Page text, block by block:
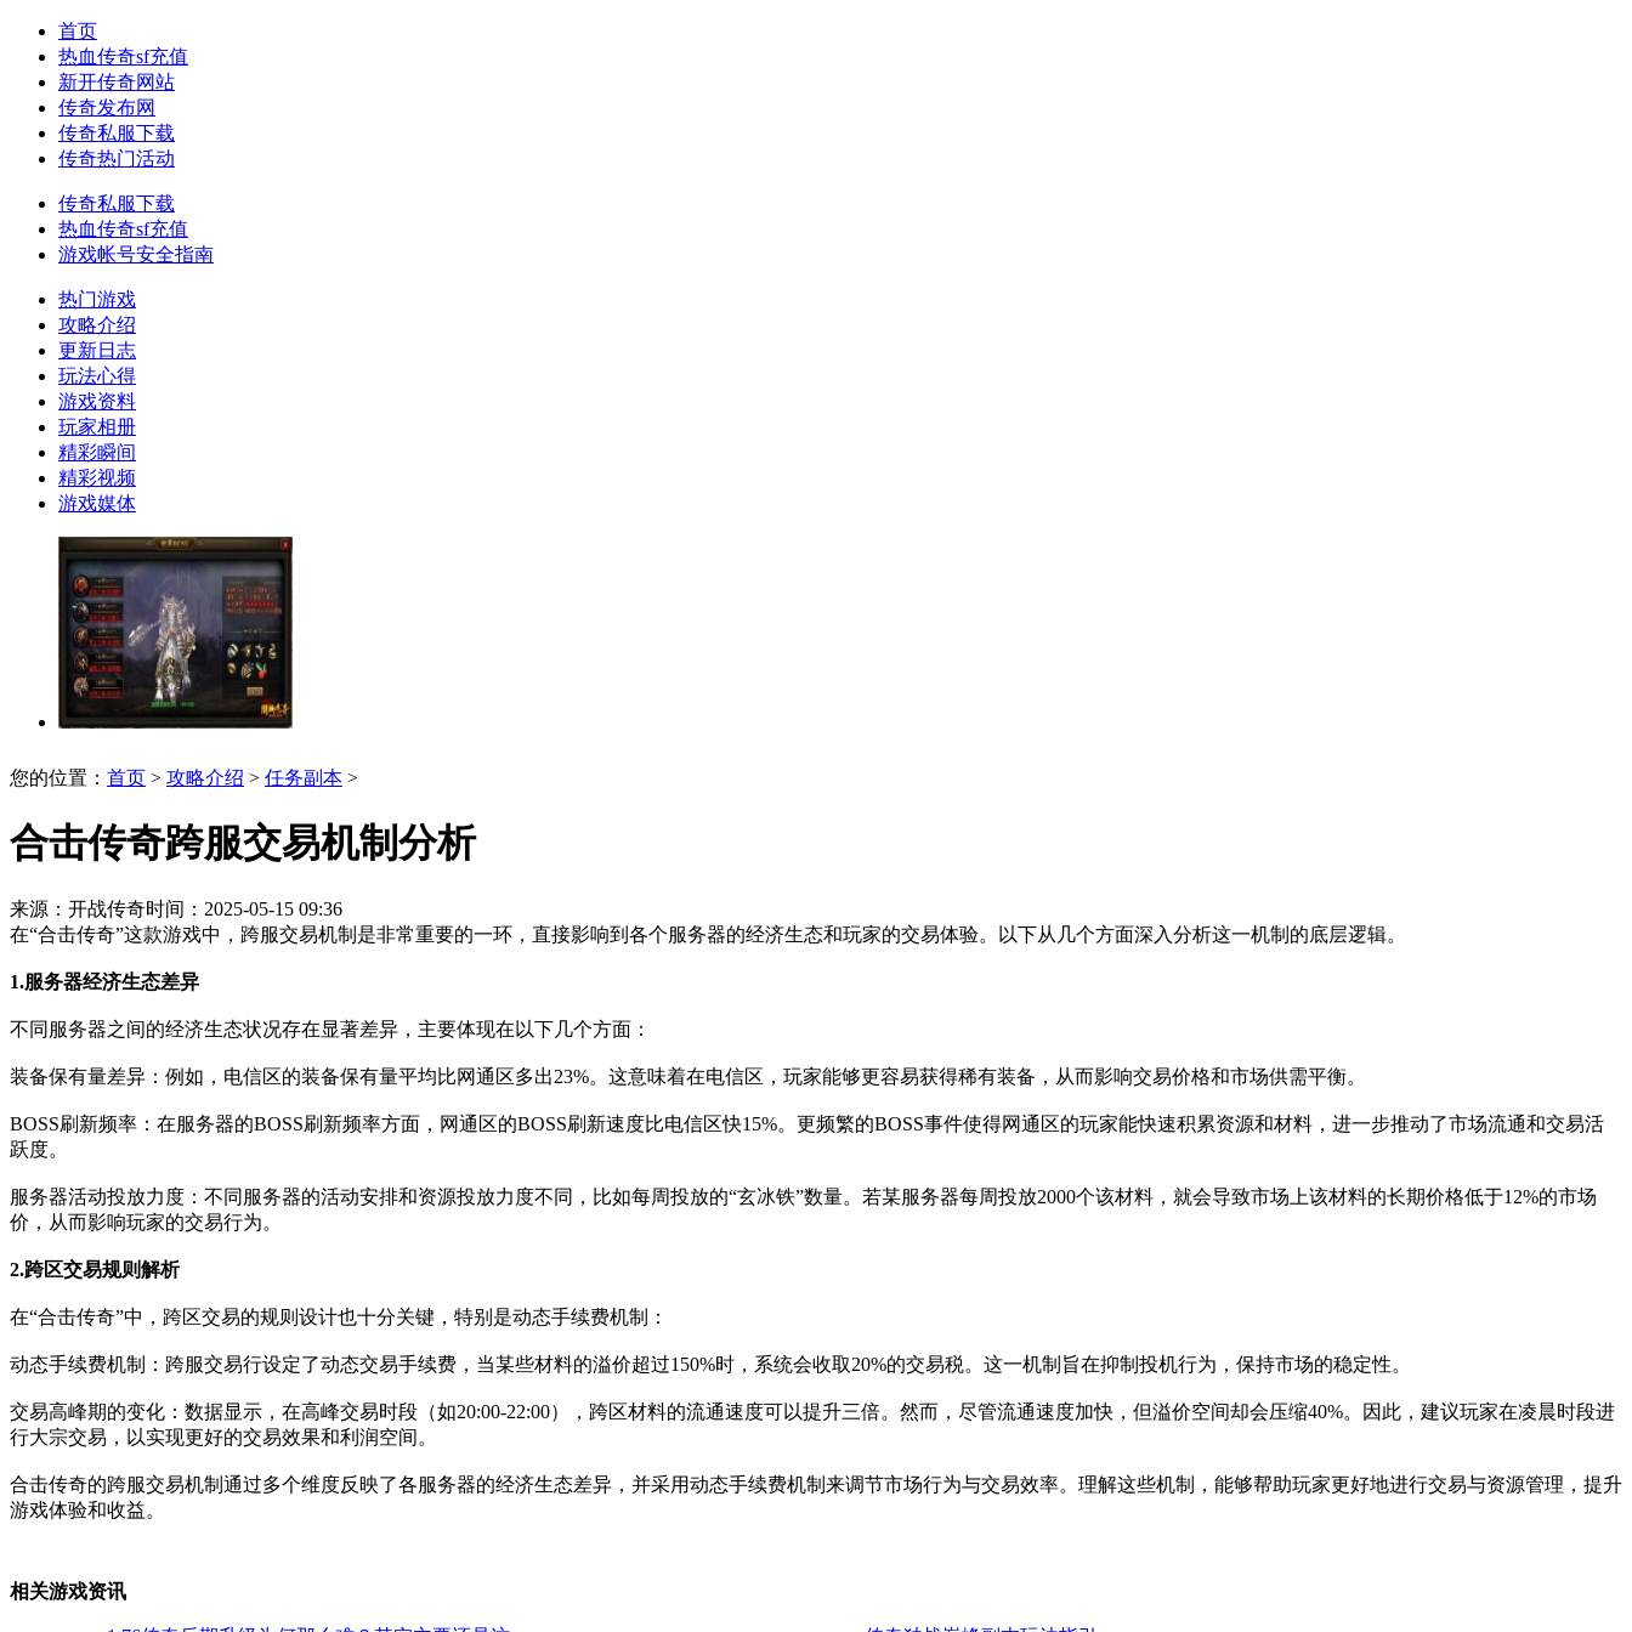
首页
热血传奇sf充值
新开传奇网站
传奇发布网
传奇私服下载
传奇热门活动
传奇私服下载
热血传奇sf充值
游戏帐号安全指南
热门游戏
攻略介绍
更新日志
玩法心得
游戏资料
玩家相册
精彩瞬间
精彩视频
游戏媒体
您的位置： 首页 > 攻略介绍 > 任务副本 >
合击传奇跨服交易机制分析
来源：开战传奇时间：2025-05-15 09:36
在“合击传奇”这款游戏中，跨服交易机制是非常重要的一环，直接影响到各个服务器的经济生态和玩家的交易体验。以下从几个方面深入分析这一机制的底层逻辑。
1.服务器经济生态差异
不同服务器之间的经济生态状况存在显著差异，主要体现在以下几个方面：
装备保有量差异：例如，电信区的装备保有量平均比网通区多出23%。这意味着在电信区，玩家能够更容易获得稀有装备，从而影响交易价格和市场供需平衡。
BOSS刷新频率：在服务器的BOSS刷新频率方面，网通区的BOSS刷新速度比电信区快15%。更频繁的BOSS事件使得网通区的玩家能快速积累资源和材料，进一步推动了市场流通和交易活
跃度。
服务器活动投放力度：不同服务器的活动安排和资源投放力度不同，比如每周投放的“玄冰铁”数量。若某服务器每周投放2000个该材料，就会导致市场上该材料的长期价格低于12%的市场
价，从而影响玩家的交易行为。
2.跨区交易规则解析
在“合击传奇”中，跨区交易的规则设计也十分关键，特别是动态手续费机制：
动态手续费机制：跨服交易行设定了动态交易手续费，当某些材料的溢价超过150%时，系统会收取20%的交易税。这一机制旨在抑制投机行为，保持市场的稳定性。
交易高峰期的变化：数据显示，在高峰交易时段（如20:00-22:00），跨区材料的流通速度可以提升三倍。然而，尽管流通速度加快，但溢价空间却会压缩40%。因此，建议玩家在凌晨时段进
行大宗交易，以实现更好的交易效果和利润空间。
合击传奇的跨服交易机制通过多个维度反映了各服务器的经济生态差异，并采用动态手续费机制来调节市场行为与交易效率。理解这些机制，能够帮助玩家更好地进行交易与资源管理，提升
游戏体验和收益。
相关游戏资讯